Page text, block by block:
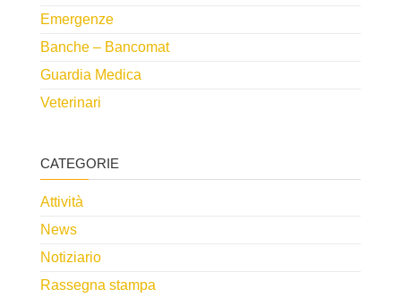
Emergenze
Banche – Bancomat
Guardia Medica
Veterinari
CATEGORIE
Attività
News
Notiziario
Rassegna stampa